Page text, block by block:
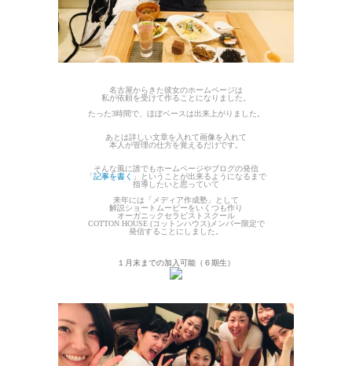
名古屋からきた彼女のホームページは
私が依頼を受けて作ることになりました。
たった3時間で、ほぼベースは出来上がりました。
あとは詳しい文章を入れて画像を入れて
本人が管理の仕方を覚えるだけです。
そんな風に誰でもホームページやブログの発信
「記事を書く 」ということが出来るようになるまで
指導したいと思っていて
来年には「メディア作成塾」として
解説ショートムービーをいくつも作り
オーガニックセラピストスクール
COTTON HOUSE (コットンハウス)メンバー限定で
発信することにしました。
１月末までの加入可能（６期生）